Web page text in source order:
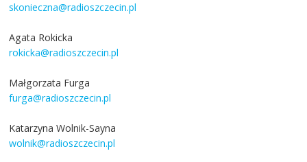
skonieczna@radioszczecin.pl
Agata Rokicka
rokicka@radioszczecin.pl
Małgorzata Furga
furga@radioszczecin.pl
Katarzyna Wolnik-Sayna
wolnik@radioszczecin.pl